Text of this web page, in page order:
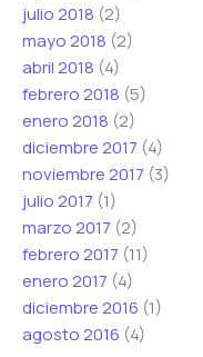
julio 2018 (2)
mayo 2018 (2)
abril 2018 (4)
febrero 2018 (5)
enero 2018 (2)
diciembre 2017 (4)
noviembre 2017 (3)
julio 2017 (1)
marzo 2017 (2)
febrero 2017 (11)
enero 2017 (4)
diciembre 2016 (1)
agosto 2016 (4)